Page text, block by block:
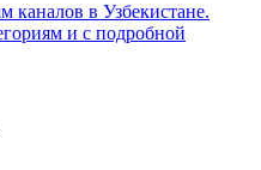
каналов в Узбекистане.
и с подробной